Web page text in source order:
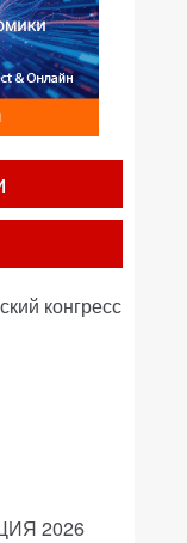
конгресс
2026